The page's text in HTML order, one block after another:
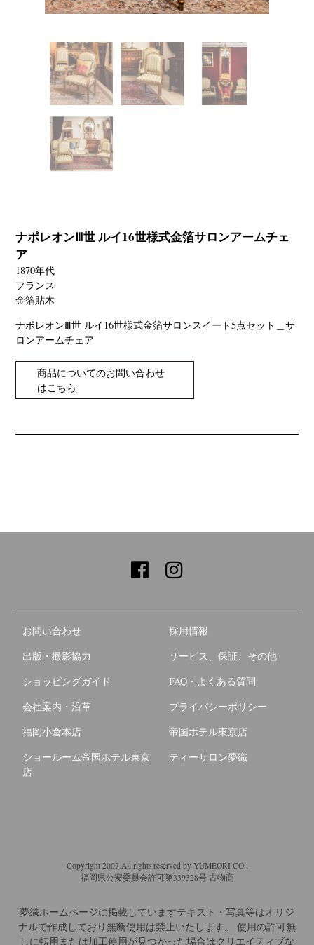
ナポレオンⅢ世 ルイ16世様式金箔サロンアームチェ
ア
1870年代
フランス
金箔貼木
ナポレオンⅢ世 ルイ16世様式金箔サロンスイート5点セット＿サ
ロンアームチェア
商品についてのお問い合わせ
はこちら
お問い合わせ
採用情報
出版・撮影協力
サービス、保証、その他
ショッピングガイド
FAQ・よくある質問
会社案内・沿革
プライバシーポリシー
福岡小倉本店
帝国ホテル東京店
ショールーム帝国ホテル東京
店
ティーサロン夢織
Copyright 2007 All rights reserved by YUMEORI CO.,
福岡県公安委員会許可第339328号 古物商
夢織ホームページに掲載していますテキスト・写真等はオリジ
ナルで作成しており無断使用は禁止いたします。
使用の許可無
しに転用または加工使用が見つかった場合はクリエイティブな